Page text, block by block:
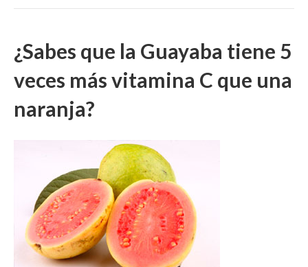
¿Sabes que la Guayaba tiene 5
veces más vitamina C que una
naranja?